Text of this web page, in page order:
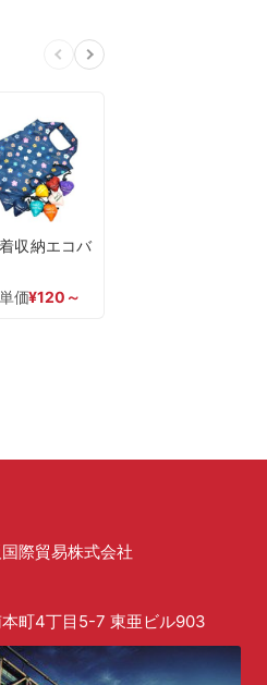
収納エコバ
価¥120 ～
際貿易株式会社
町4丁目5-7 東亜ビル903